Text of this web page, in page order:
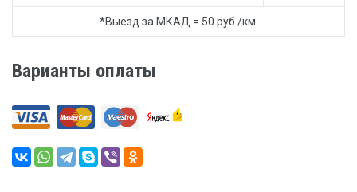
*Выезд за МКАД = 50 руб./км.
Варианты оплаты